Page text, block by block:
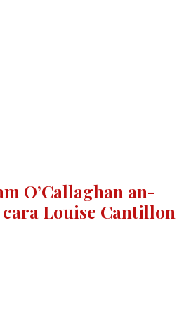
O’Callaghan an-
Louise Cantillon